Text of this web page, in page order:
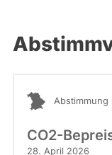
Abstimmung
CO2-
28. April 2026